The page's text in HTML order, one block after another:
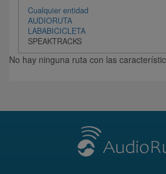
Cualquier entidad
AUDIORUTA
LABABICICLETA
SPEAKTRACKS
No hay ninguna ruta con las